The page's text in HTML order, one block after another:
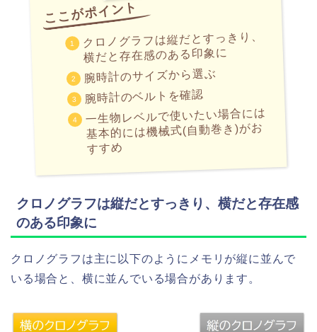
クロノグラフは縦だとすっきり、
横だと存在感のある印象に
腕時計のサイズから選ぶ
腕時計のベルトを確認
一生物レベルで使いたい場合には
基本的には機械式(自動巻き)がお
すすめ
クロノグラフは縦だとすっきり、横だと存在感
のある印象に
クロノグラフは主に以下のようにメモリが縦に並んで
いる場合と、横に並んでいる場合があります。